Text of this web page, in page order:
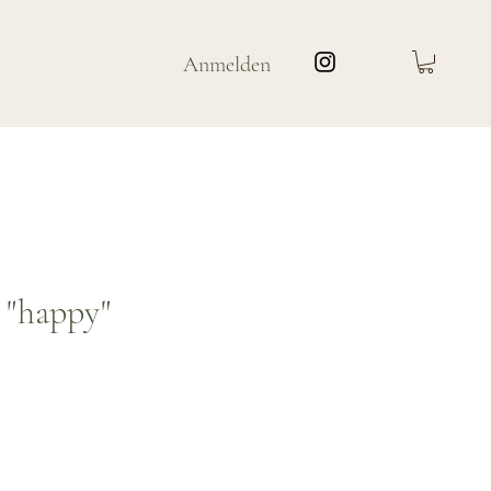
Anmelden